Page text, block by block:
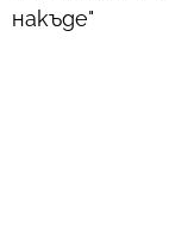
накъде"